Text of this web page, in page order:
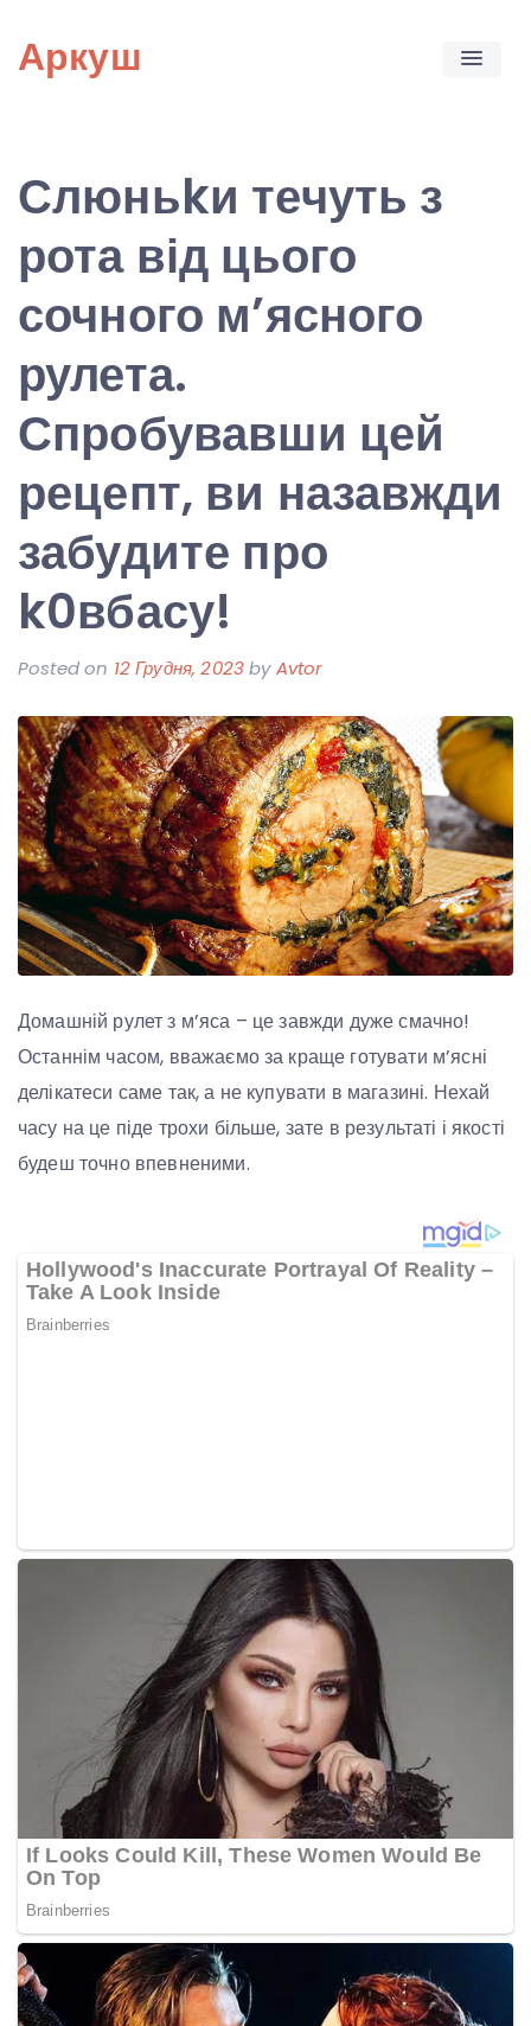
content
Аркуш
Слюньkи течуть з
рота від цього
сочного м’ясного
рулета.
Спробувавши цей
рецепт, ви назавжди
забудите про
k0вбасу!
Posted on 12 Грудня, 2023byAvtor
Домашній рулет з м’яса – це завжди дуже смачно!
Останнім часом, вважаємо за краще готувати м’ясні
делікатеси саме так, а не купувати в магазині. Нехай
часу на це піде трохи більше, зате в результаті і якості
будеш точно впевненими.